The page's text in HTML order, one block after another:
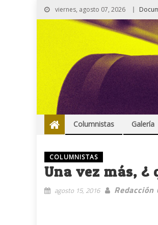
viernes, agosto 07, 2026
Columnistas Galería
COLUMNISTAS
Una vez más, ¿
agosto 15, 2016